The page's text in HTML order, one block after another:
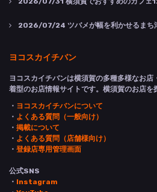
2026/07/24 ツバメが幅を利かせるまち
ヨコスカイチバン
ヨコスカイチバンは横須賀の多種多様なお
着型のお店情報サイトです。横須賀のお店を
・ ヨコスカイチバンについて
・ よくある質問（一般向け）
・ 掲載について
・ よくある質問（店舗様向け）
・ 登録店専用管理画面
公式SNS
・ Instagram